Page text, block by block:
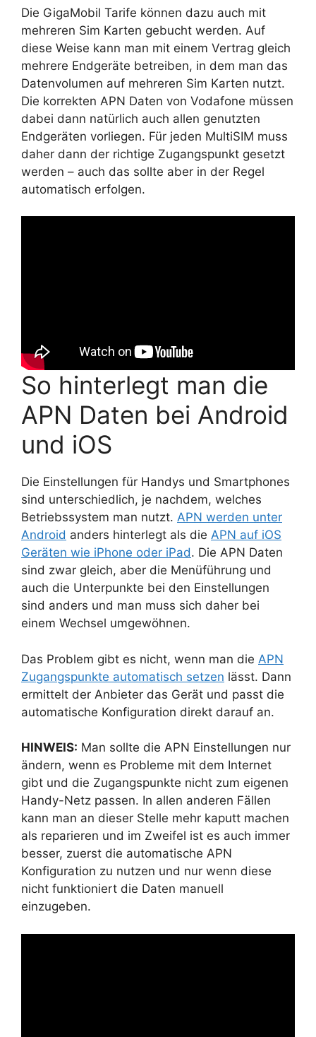
Die GigaMobil Tarife können dazu auch mit
mehreren Sim Karten gebucht werden. Auf
diese Weise kann man mit einem Vertrag gleich
mehrere Endgeräte betreiben, in dem man das
Datenvolumen auf mehreren Sim Karten nutzt.
Die korrekten APN Daten von Vodafone müssen
dabei dann natürlich auch allen genutzten
Endgeräten vorliegen. Für jeden MultiSIM muss
daher dann der richtige Zugangspunkt gesetzt
werden – auch das sollte aber in der Regel
automatisch erfolgen.
So hinterlegt man die
APN Daten bei Android
und iOS
Die Einstellungen für Handys und Smartphones
sind unterschiedlich, je nachdem, welches
Betriebssystem man nutzt. APN werden unter
Android anders hinterlegt als die APN auf iOS
Geräten wie iPhone oder iPad. Die APN Daten
sind zwar gleich, aber die Menüführung und
auch die Unterpunkte bei den Einstellungen
sind anders und man muss sich daher bei
einem Wechsel umgewöhnen.
Das Problem gibt es nicht, wenn man die APN
Zugangspunkte automatisch setzen lässt. Dann
ermittelt der Anbieter das Gerät und passt die
automatische Konfiguration direkt darauf an.
HINWEIS: Man sollte die APN Einstellungen nur
ändern, wenn es Probleme mit dem Internet
gibt und die Zugangspunkte nicht zum eigenen
Handy-Netz passen. In allen anderen Fällen
kann man an dieser Stelle mehr kaputt machen
als reparieren und im Zweifel ist es auch immer
besser, zuerst die automatische APN
Konfiguration zu nutzen und nur wenn diese
nicht funktioniert die Daten manuell
einzugeben.